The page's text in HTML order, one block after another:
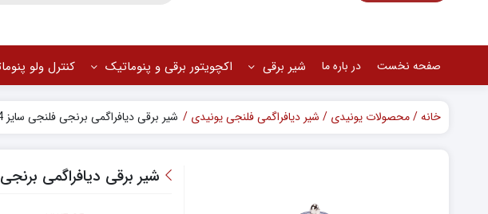
صفحه نخست در باره ما شیر برقی اکچویتور برقی و پنوماتیک کنترل ولو
خانه محصولات یونیدی شیر دیافراگمی فلنجی یونیدی شیر برقی دیافراگمی برنجی فلنجی سایز 1.1/4 اینچ یونیدی
شیر برقی دیافراگمی برنجی فلنجی